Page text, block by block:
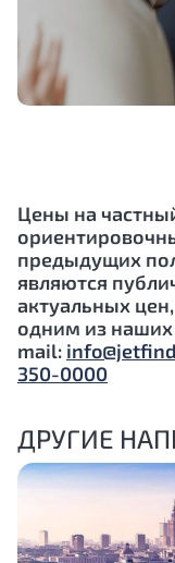
Цены на
предыдущих
являются
актуальных
одним из
mail:
350-0000
ДРУГИЕ